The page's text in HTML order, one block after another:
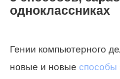
одноклассниках
Гении компьютерного
новые и новые способы